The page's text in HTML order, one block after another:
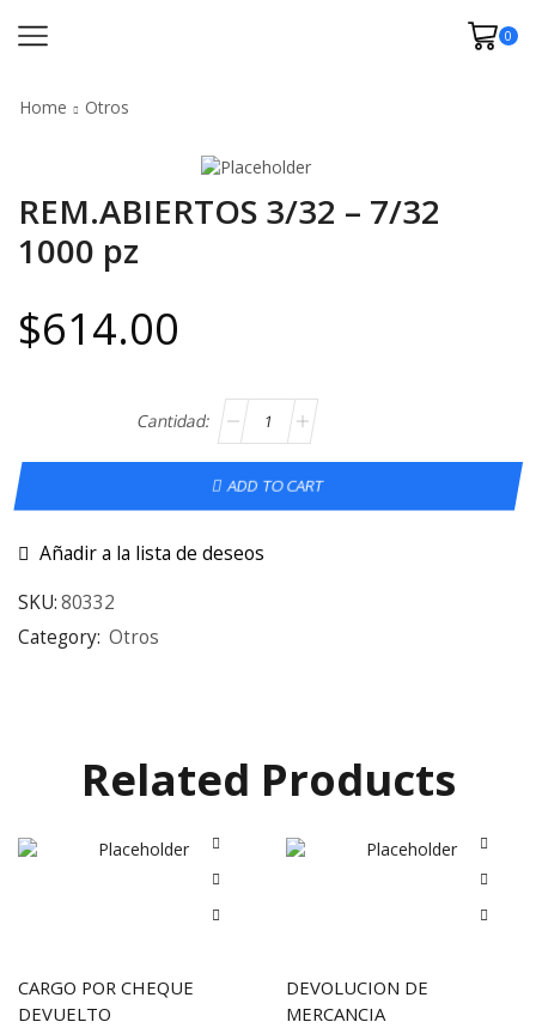
0
Home Otros
REM.ABIERTOS 3/32 – 7/32
1000 pz
$614.00
ADD TO CART
Añadir a la lista de deseos
SKU:80332
Category: Otros
Related Products
CARGO POR CHEQUE
DEVUELTO
DEVOLUCION DE
MERCANCIA